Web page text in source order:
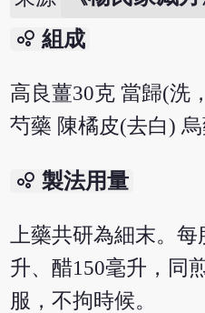
bubble_chart 組成
高良薑30克 當歸(洗
芍藥 陳橘皮(去白)
bubble_chart 製法用量
上藥共研為細末。
升、醋150毫升，同
服，不拘時候。